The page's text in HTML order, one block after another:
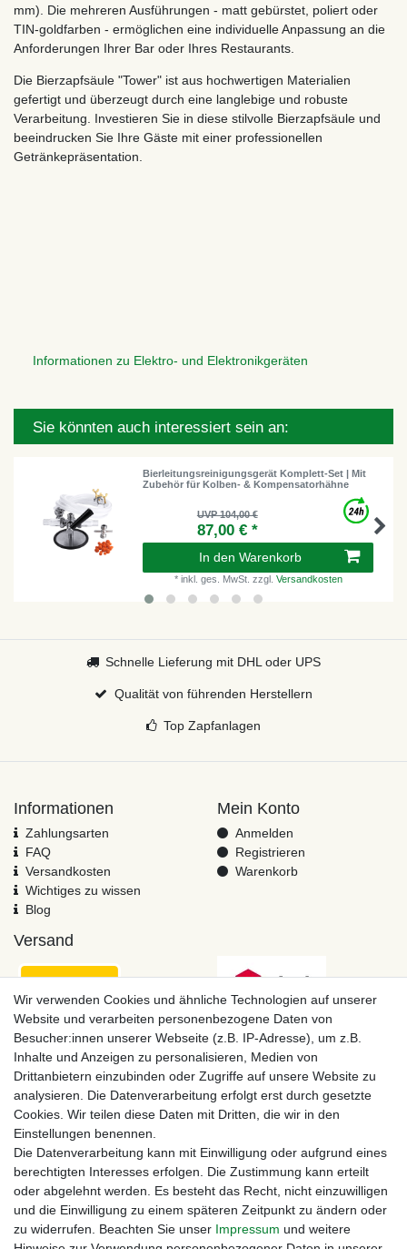
mm). Die mehreren Ausführungen - matt gebürstet, poliert oder
TIN-goldfarben - ermöglichen eine individuelle Anpassung an die
Anforderungen Ihrer Bar oder Ihres Restaurants.
Die Bierzapfsäule "Tower" ist aus hochwertigen Materialien
gefertigt und überzeugt durch eine langlebige und robuste
Verarbeitung. Investieren Sie in diese stilvolle Bierzapfsäule und
beeindrucken Sie Ihre Gäste mit einer professionellen
Getränkepräsentation.
Informationen zu Elektro- und Elektronikgeräten
Sie könnten auch interessiert sein an:
Bierleitungsreinigungsgerät Komplett-Set | Mit
Zubehör für Kolben- & Kompensatorhähne
UVP 104,00 €
87,00 € *
In den Warenkorb
* inkl. ges. MwSt. zzgl. Versandkosten
Schnelle Lieferung mit DHL oder UPS
Qualität von führenden Herstellern
Top Zapfanlagen
Informationen
Zahlungsarten
FAQ
Versandkosten
Wichtiges zu wissen
Blog
Mein Konto
Anmelden
Registrieren
Warenkorb
Versand
Zahlungsmöglichkeiten
Wir verwenden Cookies und ähnliche Technologien auf unserer
Website und verarbeiten personenbezogene Daten von
Besucher:innen unserer Webseite (z.B. IP-Adresse), um z.B.
Inhalte und Anzeigen zu personalisieren, Medien von
Drittanbietern einzubinden oder Zugriffe auf unsere Website zu
analysieren. Die Datenverarbeitung erfolgt erst durch gesetzte
Cookies. Wir teilen diese Daten mit Dritten, die wir in den
Einstellungen benennen.
Die Datenverarbeitung kann mit Einwilligung oder aufgrund eines
berechtigten Interesses erfolgen. Die Zustimmung kann erteilt
oder abgelehnt werden. Es besteht das Recht, nicht einzuwilligen
und die Einwilligung zu einem späteren Zeitpunkt zu ändern oder
zu widerrufen. Beachten Sie unser Impressum und weitere